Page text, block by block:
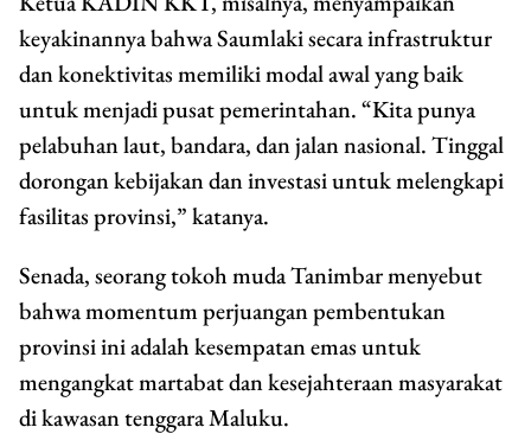
keyakinannya bahwa Saumlaki secara infrastruktur
dan konektivitas memiliki modal awal yang baik
untuk menjadi pusat pemerintahan. “Kita punya
pelabuhan laut, bandara, dan jalan nasional. Tinggal
dorongan kebijakan dan investasi untuk melengkapi
fasilitas provinsi,” katanya.
Senada, seorang tokoh muda Tanimbar menyebut
bahwa momentum perjuangan pembentukan
provinsi ini adalah kesempatan emas untuk
mengangkat martabat dan kesejahteraan masyarakat
di kawasan tenggara Maluku.